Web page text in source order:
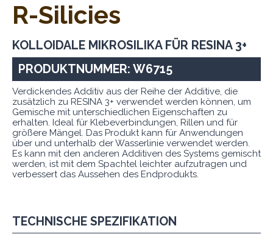
R-Silicies
KOLLOIDALE MIKROSILIKA FÜR RESINA 3+
PRODUKTNUMMER: W6715
Verdickendes Additiv aus der Reihe der Additive, die
zusätzlich zu RESINA 3+ verwendet werden können, um
Gemische mit unterschiedlichen Eigenschaften zu
erhalten. Ideal für Klebeverbindungen, Rillen und für
größere Mängel. Das Produkt kann für Anwendungen
über und unterhalb der Wasserlinie verwendet werden.
Es kann mit den anderen Additiven des Systems gemischt
werden, ist mit dem Spachtel leichter aufzutragen und
verbessert das Aussehen des Endprodukts.
TECHNISCHE SPEZIFIKATION